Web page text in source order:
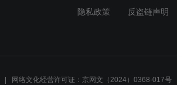
隐私政策 反盗链声明
网络文化经营许可证：京网文（2024）0368-017号